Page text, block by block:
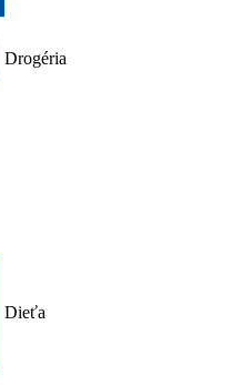
Drogéria
Dieťa